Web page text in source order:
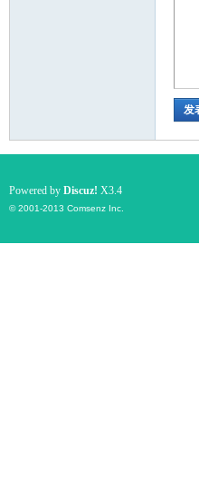
发
Powered by Discuz! X3.4
© 2001-2013 Comsenz Inc.